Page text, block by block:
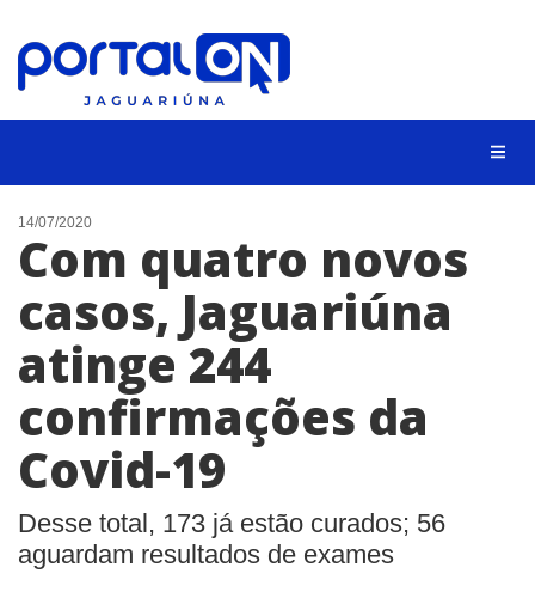
NOTÍCIAS
LISTA DIGITAL
CONTATO
ANUNCIE
14/07/2020
Com quatro novos
casos, Jaguariúna
atinge 244
confirmações da
Covid-19
Desse total, 173 já estão curados; 56
aguardam resultados de exames